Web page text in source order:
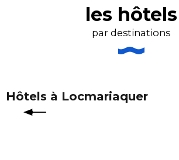
Hôtel Le Mur du Roy
Carnac Lodge Hôtel & Spa
Hôtel des Druides
Hôtel-Restaurant & Spa Le Diana
Best Western Hôtel Le Bellevue
Hôtel Domaine de Rochevilaine
Edenia Hôtel & Spa
les hôtels
par destinations
Hôtels à Locmariaquer